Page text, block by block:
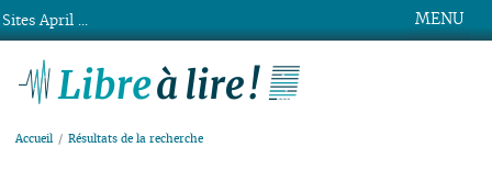
MENU
Accueil Résultats de la recherche
Sites April ...